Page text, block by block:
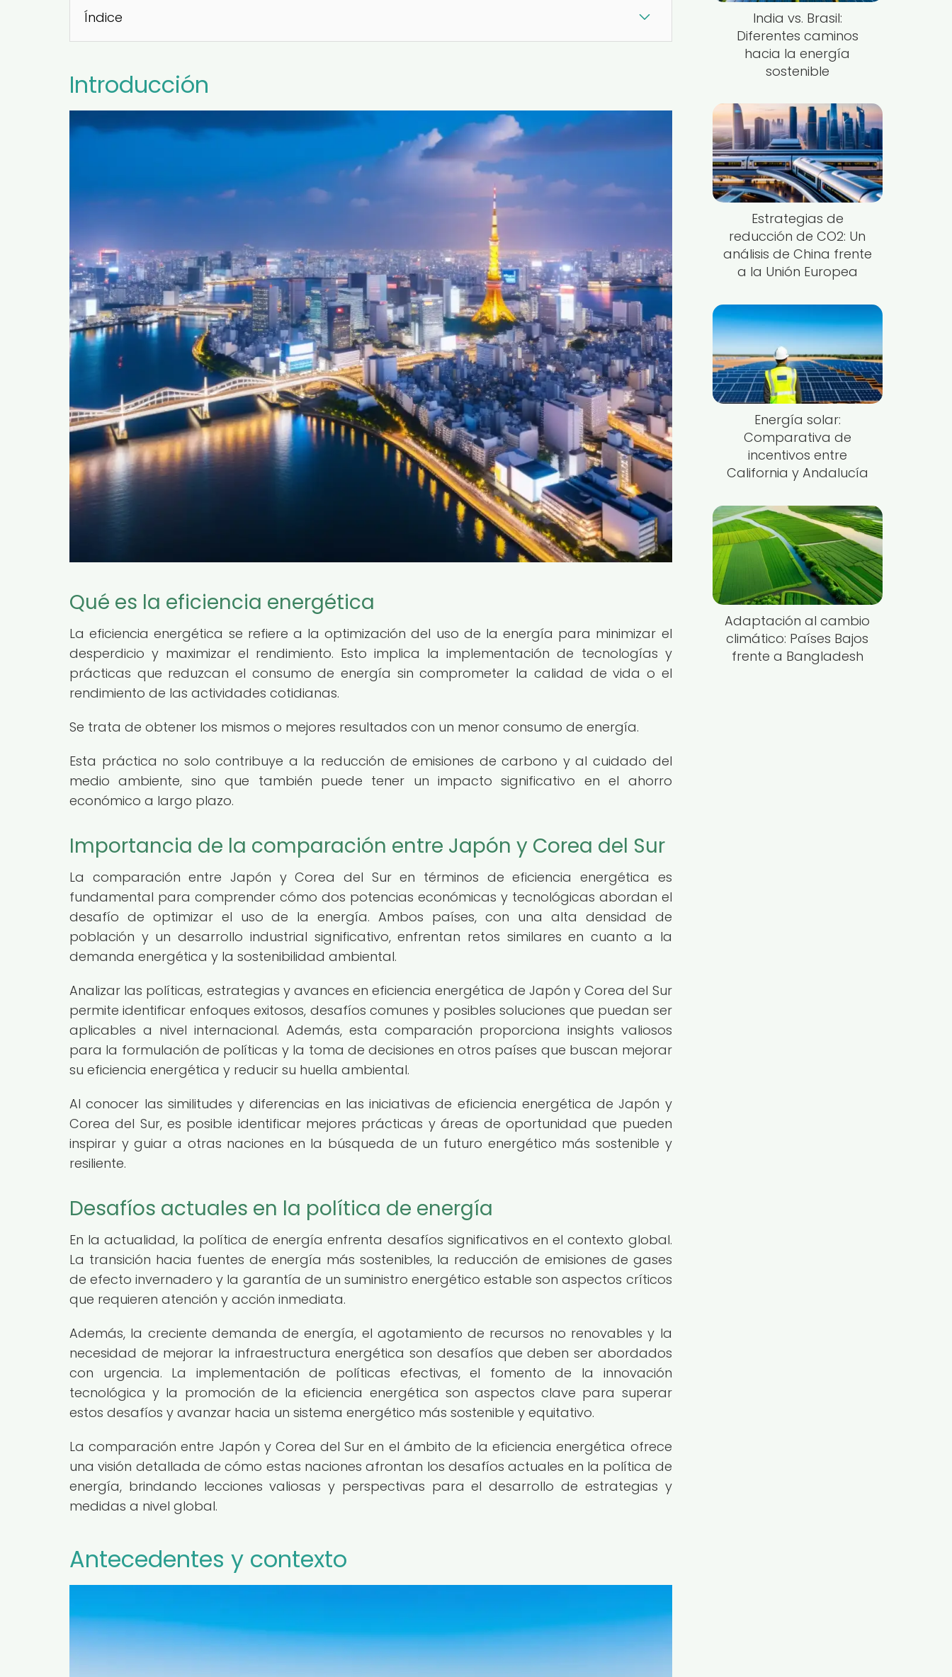
Índice
Introducción
Qué es la eficiencia energética
La eficiencia energética se refiere a la optimización del uso de la energía para minimizar el
desperdicio y maximizar el rendimiento. Esto implica la implementación de tecnologías y
prácticas que reduzcan el consumo de energía sin comprometer la calidad de vida o el
rendimiento de las actividades cotidianas.
Se trata de obtener los mismos o mejores resultados con un menor consumo de energía.
Esta práctica no solo contribuye a la reducción de emisiones de carbono y al cuidado del
medio ambiente, sino que también puede tener un impacto significativo en el ahorro
económico a largo plazo.
Importancia de la comparación entre Japón y Corea del Sur
La comparación entre Japón y Corea del Sur en términos de eficiencia energética es
fundamental para comprender cómo dos potencias económicas y tecnológicas abordan el
desafío de optimizar el uso de la energía. Ambos países, con una alta densidad de
población y un desarrollo industrial significativo, enfrentan retos similares en cuanto a la
demanda energética y la sostenibilidad ambiental.
Analizar las políticas, estrategias y avances en eficiencia energética de Japón y Corea del Sur
permite identificar enfoques exitosos, desafíos comunes y posibles soluciones que puedan ser
aplicables a nivel internacional. Además, esta comparación proporciona insights valiosos
para la formulación de políticas y la toma de decisiones en otros países que buscan mejorar
su eficiencia energética y reducir su huella ambiental.
Al conocer las similitudes y diferencias en las iniciativas de eficiencia energética de Japón y
Corea del Sur, es posible identificar mejores prácticas y áreas de oportunidad que pueden
inspirar y guiar a otras naciones en la búsqueda de un futuro energético más sostenible y
resiliente.
Desafíos actuales en la política de energía
En la actualidad, la política de energía enfrenta desafíos significativos en el contexto global.
La transición hacia fuentes de energía más sostenibles, la reducción de emisiones de gases
de efecto invernadero y la garantía de un suministro energético estable son aspectos críticos
que requieren atención y acción inmediata.
Además, la creciente demanda de energía, el agotamiento de recursos no renovables y la
necesidad de mejorar la infraestructura energética son desafíos que deben ser abordados
con urgencia. La implementación de políticas efectivas, el fomento de la innovación
tecnológica y la promoción de la eficiencia energética son aspectos clave para superar
estos desafíos y avanzar hacia un sistema energético más sostenible y equitativo.
La comparación entre Japón y Corea del Sur en el ámbito de la eficiencia energética ofrece
una visión detallada de cómo estas naciones afrontan los desafíos actuales en la política de
energía, brindando lecciones valiosas y perspectivas para el desarrollo de estrategias y
medidas a nivel global.
Antecedentes y contexto
India vs. Brasil:
Diferentes caminos
hacia la energía
sostenible
Estrategias de
reducción de CO2: Un
análisis de China frente
a la Unión Europea
Energía solar:
Comparativa de
incentivos entre
California y Andalucía
Adaptación al cambio
climático: Países Bajos
frente a Bangladesh